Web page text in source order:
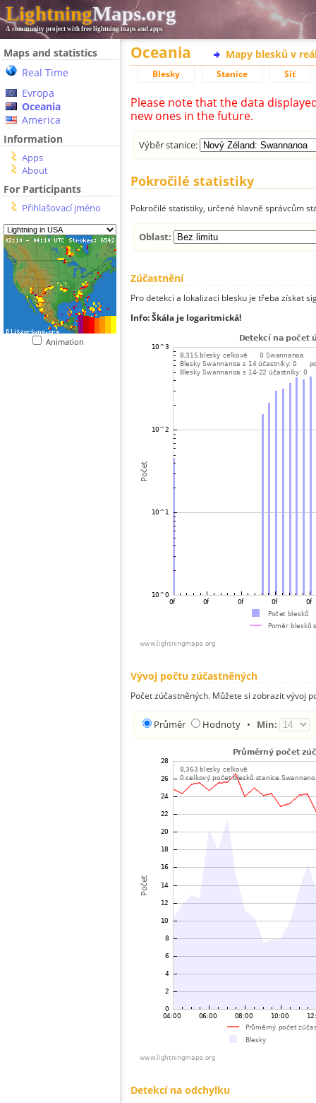
LightningMaps.org
A community project with free lightning maps and apps
Maps and statistics
Real Time
Evropa
Oceania
America
Information
Apps
About
For Participants
Přihlašovací jméno
Animation
Oceania Mapy blesků v
Blesky Stanice Síť
Please note that the data
new ones in the future.
Výběr stanice:
Pokročilé statistiky
Pokročilé statistiky, určené hlavně správcům
Oblast:
Zúčastnění
Pro detekci a lokalizaci blesku je třeba získat
Info: Škála je logaritmická!
Vývoj počtu zúčastněných
Počet zúčastněných. Můžete si zobrazit vývoj
Průměr Hodnoty • Min:
Detekcí na odchylku